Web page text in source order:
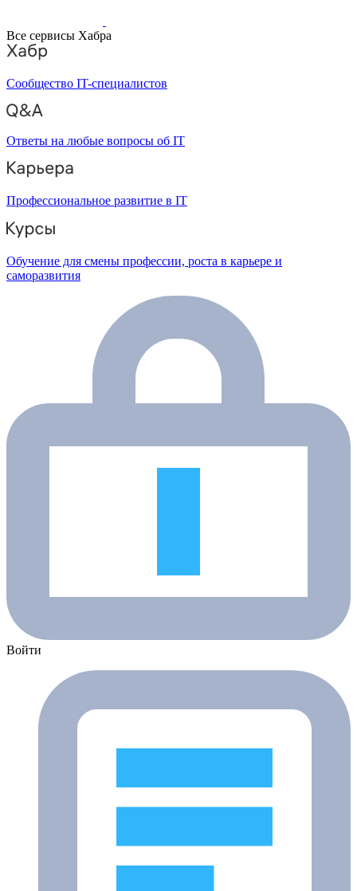
Все сервисы Хабра
Сообщество IT-специалистов
Ответы на любые вопросы об IT
Профессиональное развитие в IT
Обучение для смены профессии, роста в карьере и
саморазвития
Войти